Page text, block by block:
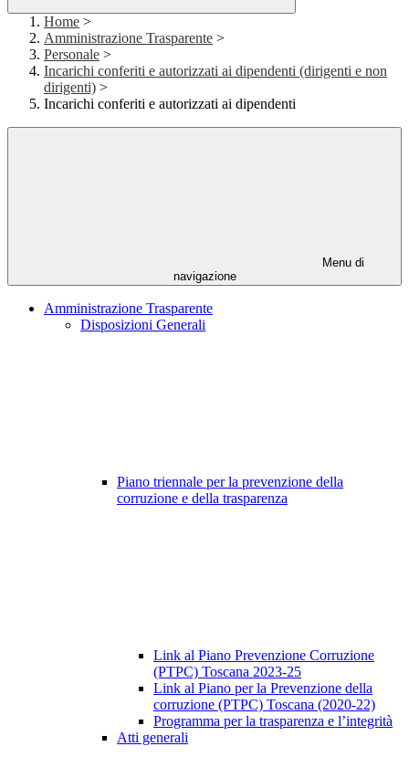
Home >
Amministrazione Trasparente >
Personale >
Incarichi conferiti e autorizzati ai dipendenti (dirigenti e non
dirigenti) >
Incarichi conferiti e autorizzati ai dipendenti
Menu di
navigazione
Amministrazione Trasparente
Disposizioni Generali
Piano triennale per la prevenzione della
corruzione e della trasparenza
Link al Piano Prevenzione Corruzione
(PTPC) Toscana 2023-25
Link al Piano per la Prevenzione della
corruzione (PTPC) Toscana (2020-22)
Programma per la trasparenza e l’integrità
Atti generali